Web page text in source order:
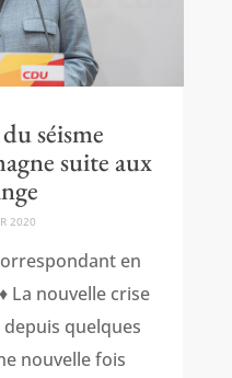
séisme
suite aux
2020
en
La nouvelle crise
depuis quelques
nouvelle fois